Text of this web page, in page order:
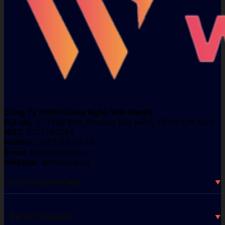
Công Ty TNHH Công Nghệ Win Media
Địa chỉ: 51 Thép Mới, Phường Bảy Hiền, TP Hồ Chí Minh
MST: 0317704245
Hotline: 0983 60 90 10
Email: hi@winmedia.vn
Website: Winmedia.vn
DỊCH VỤ MỞ RỘNG
LIÊN KẾT NHANH